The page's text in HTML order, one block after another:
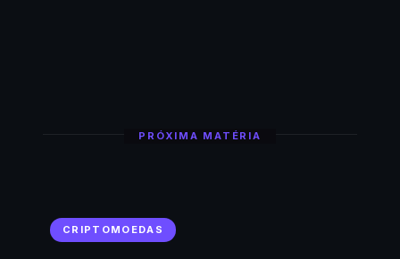
PRÓXIMA MATÉRIA
CRIPTOMOEDAS